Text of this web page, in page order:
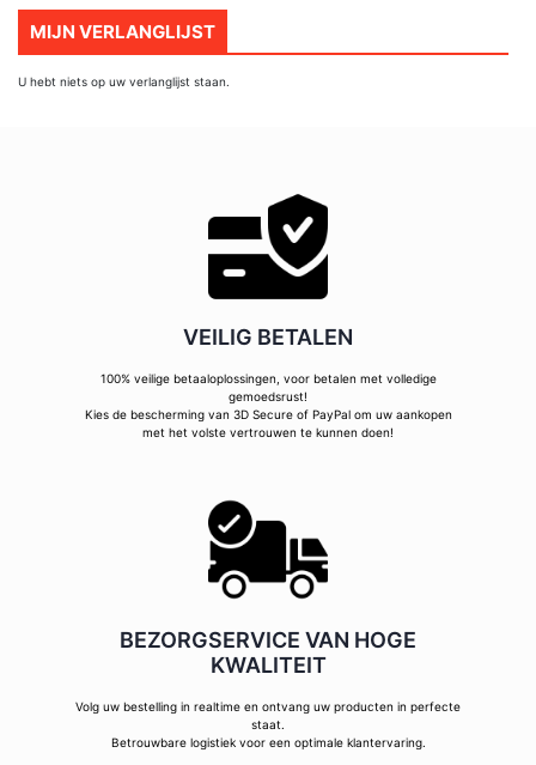
MIJN VERLANGLIJST
U hebt niets op uw verlanglijst staan.
VEILIG BETALEN
100% veilige betaaloplossingen, voor betalen met volledige
gemoedsrust!
Kies de bescherming van 3D Secure of PayPal om uw aankopen
met het volste vertrouwen te kunnen doen!
BEZORGSERVICE VAN HOGE
KWALITEIT
Volg uw bestelling in realtime en ontvang uw producten in perfecte
staat.
Betrouwbare logistiek voor een optimale klantervaring.